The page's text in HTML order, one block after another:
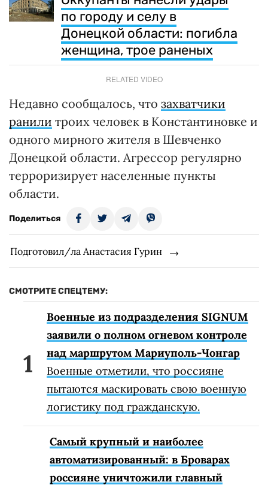
по городу и селу в
Донецкой области: погибла
женщина, трое раненых
RELATED VIDEO
Недавно сообщалось, что захватчики
ранили троих человек в Константиновке и
одного мирного жителя в Шевченко
Донецкой области. Агрессор регулярно
терроризирует населенные пункты
области.
Поделиться
Подготовил/ла Анастасия Гурин
СМОТРИТЕ СПЕЦТЕМУ:
Военные из подразделения SIGNUM
заявили о полном огневом контроле
над маршрутом Мариуполь-Чонгар
Военные отметили, что россияне
пытаются маскировать свою военную
логистику под гражданскую.
Самый крупный и наиболее
автоматизированный: в Броварах
россияне уничтожили главный